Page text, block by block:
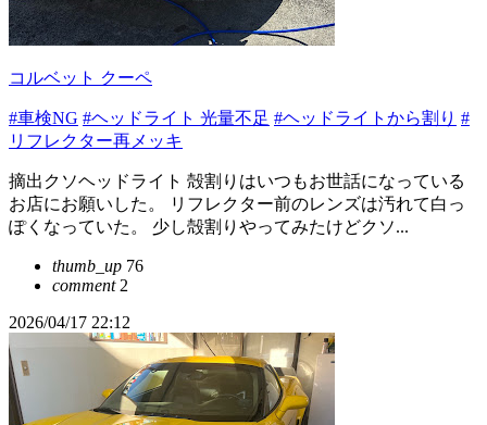
コルベット クーペ
#車検NG #ヘッドライト 光量不足 #ヘッドライトから割り #
リフレクター再メッキ
摘出クソヘッドライト 殻割りはいつもお世話になっている
お店にお願いした。 リフレクター前のレンズは汚れて白っ
ぽくなっていた。 少し殻割りやってみたけどクソ...
thumb_up 76
comment2
2026/04/17 22:12